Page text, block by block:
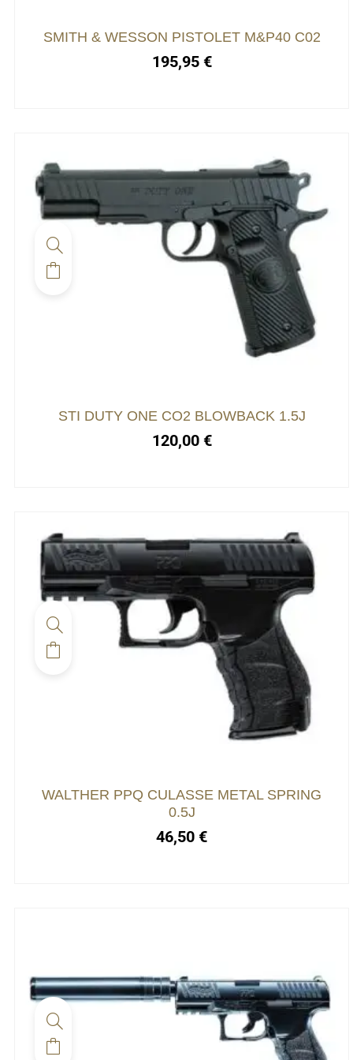
SMITH & WESSON PISTOLET M&P40 C02
195,95 €
STI DUTY ONE CO2 BLOWBACK 1.5J
120,00 €
WALTHER PPQ CULASSE METAL SPRING
0.5J
46,50 €